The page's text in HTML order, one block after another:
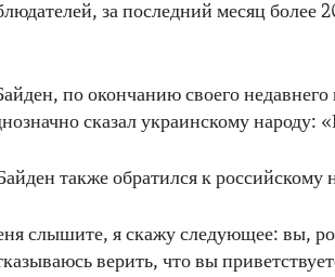
за последний месяц более
по окончанию своего
сказал украинскому народу:
также обратился к российскому
слышите, я скажу следующее: вы,
верить, что вы